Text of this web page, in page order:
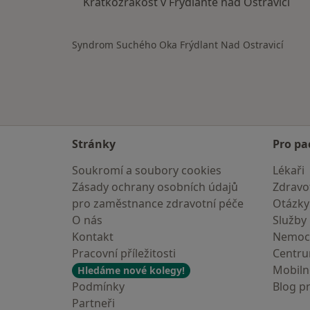
Syndrom Suchého Oka Frýdlant Nad Ostravicí
Stránky
Soukromí a soubory cookies
Zásady ochrany osobních údajů
pro zaměstnance zdravotní péče
O nás
Kontakt
Pracovní příležitosti
Hledáme nové kolegy!
Podmínky
Partneři
Pro
Lékaři
Služby
Blog